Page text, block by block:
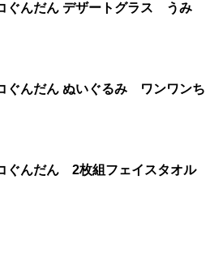
ノラネコぐんだん デザートグラス うみ
ぐんだん ぬいぐるみ ワンワンち
ぐんだん 2枚組フェイスタオル